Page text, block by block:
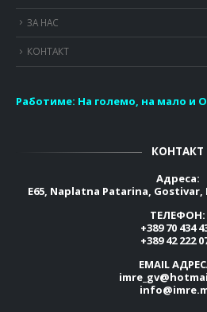
ЗА НАС
КОНТАКТ
Работиме: На големо, на мало и
КОНТАКТ
Адреса:
E65, Naplatna Patarina,
ТЕЛЕФОН:
+389 70 434
+389 42 222
EMAIL